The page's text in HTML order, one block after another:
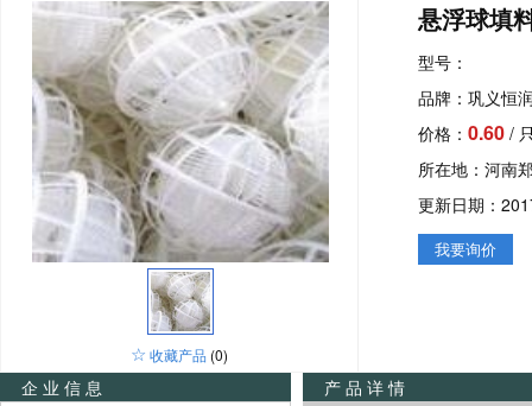
☆ 收藏产品 (0)
悬浮球填
型号：
品牌：巩义恒
价格： 0.60 /
所在地：河南
更新日期：
我要询价
企业信息 产品详情